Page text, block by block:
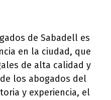
de Sabadell es
en la ciudad, que
de alta calidad y
los abogados del
y experiencia, el